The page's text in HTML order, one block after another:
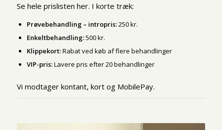
Se hele prislisten her. I korte træk:
Prøvebehandling – intropris:250 kr.
Enkeltbehandling:500 kr.
Klippekort:Rabat ved køb af flere behandlinger
VIP-pris:Lavere pris efter 20 behandlinger
Vi modtager kontant, kort og MobilePay.